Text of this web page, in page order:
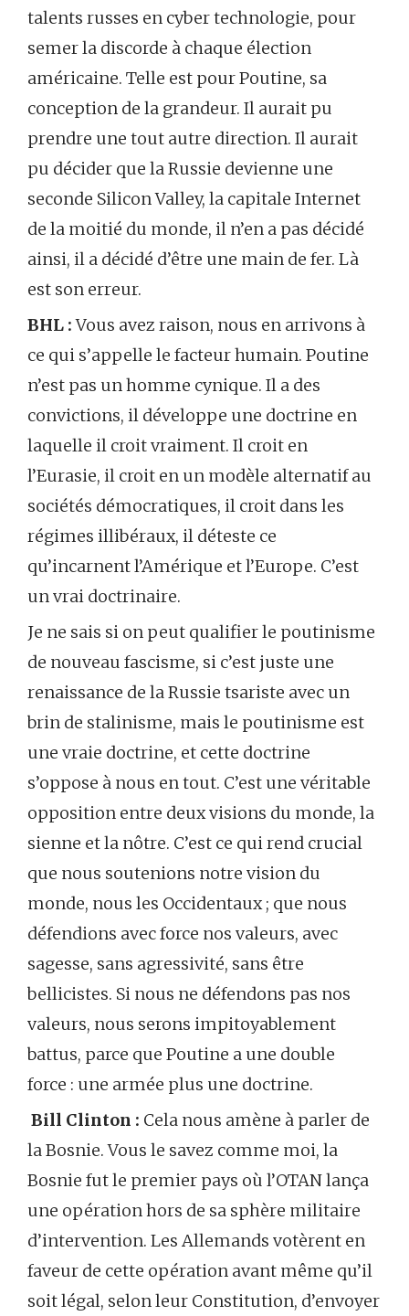
talents russes en cyber technologie, pour
semer la discorde à chaque élection
américaine. Telle est pour Poutine, sa
conception de la grandeur. Il aurait pu
prendre une tout autre direction. Il aurait
pu décider que la Russie devienne une
seconde Silicon Valley, la capitale Internet
de la moitié du monde, il n’en a pas décidé
ainsi, il a décidé d’être une main de fer. Là
est son erreur.
BHL :Vous avez raison, nous en arrivons à
ce qui s’appelle le facteur humain. Poutine
n’est pas un homme cynique. Il a des
convictions, il développe une doctrine en
laquelle il croit vraiment. Il croit en
l’Eurasie, il croit en un modèle alternatif au
sociétés démocratiques, il croit dans les
régimes illibéraux, il déteste ce
qu’incarnent l’Amérique et l’Europe. C’est
un vrai doctrinaire.
Je ne sais si on peut qualifier le poutinisme
de nouveau fascisme, si c’est juste une
renaissance de la Russie tsariste avec un
brin de stalinisme, mais le poutinisme est
une vraie doctrine, et cette doctrine
s’oppose à nous en tout. C’est une véritable
opposition entre deux visions du monde, la
sienne et la nôtre. C’est ce qui rend crucial
que nous soutenions notre vision du
monde, nous les Occidentaux ; que nous
défendions avec force nos valeurs, avec
sagesse, sans agressivité, sans être
bellicistes. Si nous ne défendons pas nos
valeurs, nous serons impitoyablement
battus, parce que Poutine a une double
force : une armée plus une doctrine.
Bill Clinton : Cela nous amène à parler de
la Bosnie. Vous le savez comme moi, la
Bosnie fut le premier pays où l’OTAN lança
une opération hors de sa sphère militaire
d’intervention. Les Allemands votèrent en
faveur de cette opération avant même qu’il
soit légal, selon leur Constitution, d’envoyer